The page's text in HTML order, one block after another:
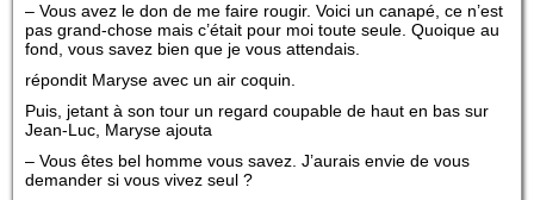
– Vous avez le don de me faire rougir. Voici un canapé, ce n’est
pas grand-chose mais c’était pour moi toute seule. Quoique au
fond, vous savez bien que je vous attendais.
répondit Maryse avec un air coquin.
Puis, jetant à son tour un regard coupable de haut en bas sur
Jean-Luc, Maryse ajouta
– Vous êtes bel homme vous savez. J’aurais envie de vous
demander si vous vivez seul ?